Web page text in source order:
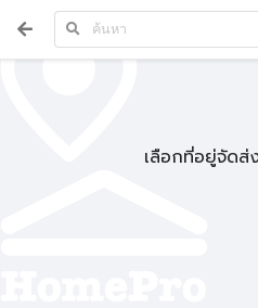
เลือกที่อยู่จัดส่